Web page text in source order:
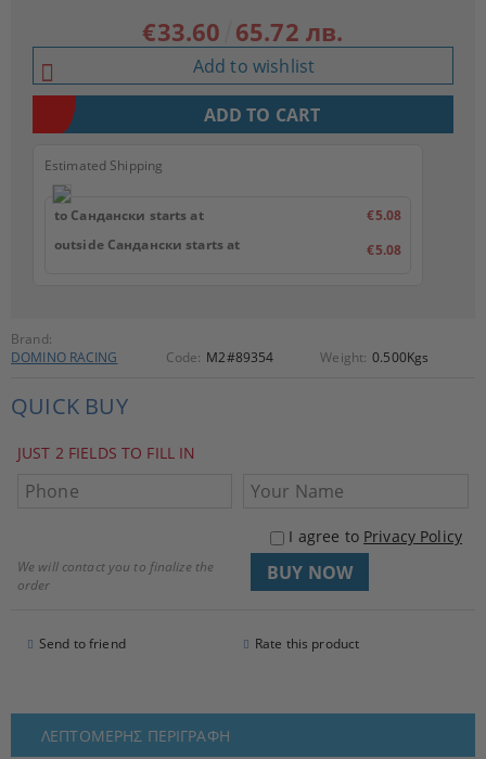
Brand:
DOMINO RACING
Code: M2#89354 Weight: 0.500Kgs
QUICK BUY
JUST 2 FIELDS TO FILL IN
I agree to Privacy Policy
We will contact you to finalize the
order
Send to friend Rate this product
€33.60 65.72 лв.
Add to wishlist
Estimated Shipping
to Сандански starts at
€5.08
outside Сандански starts at
€5.08
ΛΕΠΤΟΜΕΡΉΣ ΠΕΡΙΓΡΑΦΉ